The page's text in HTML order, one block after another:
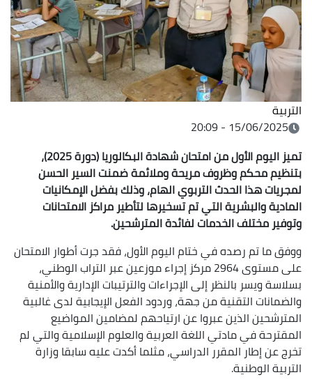
التربية
15/06/2025 - 20:09
تميز اليوم الأول من امتحان شهادة البكالوريا (دورة 2025)،
بتنظيم محكم وظروف مريحة وملائمة ضمنت السير الحسن
لمجريات هذا الحدث التربوي الهام، وذلك بفضل الإمكانيات
المادية والبشرية التي تم تسخيرها لتأطير مراكز الامتحانات
وتوفير مختلف الخدمات لفائدة المترشحين.
ووفق ما تم رصده في ختام اليوم الأول، فقد جرت أطوار الامتحان
على مستوى 2964 مركز إجراء موزعين عبر التراب الوطني،
بسلاسة ويسر بالنظر إلى الإجراءات والترتيبات الإدارية والأمنية
والضمانات التقنية من جهة، وردود الفعل الإيجابية لدى غالبية
المترشحين الذين عبروا عن ارتياحهم لمضامين المواضيع
المقترحة في مادتي اللغة العربية والعلوم الإسلامية والتي لم
تخرج عن إطار المقرر الدراسي، مثلما أكدت عليه سابقا وزارة
التربية الوطنية.